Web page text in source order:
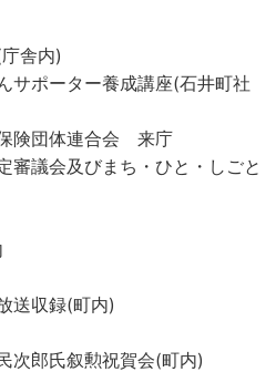
舎内)
ポーター養成講座(石井町社
険団体連合会 来庁
議会及びまち・ひと・しごと
収録(町内)
郎氏叙勲祝賀会(町内)